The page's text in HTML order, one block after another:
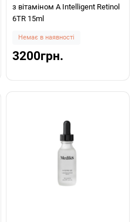
з вітаміном А Intelligent Retinol
6TR 15ml
Немає в наявності
3200грн.